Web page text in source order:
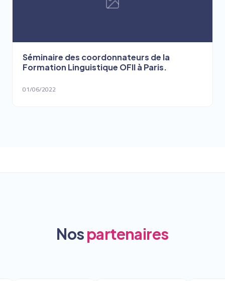
Séminaire des coordonnateurs de la
Formation Linguistique OFII à Paris.
01/06/2022
Nospartenaires